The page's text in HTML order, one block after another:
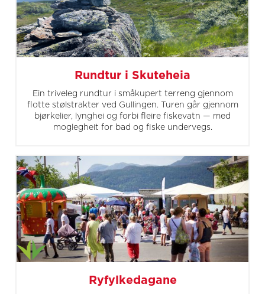
Rundtur i Skuteheia
Ein triveleg rundtur i småkupert terreng gjennom
flotte stølstrakter ved Gullingen. Turen går gjennom
bjørkelier, lynghei og forbi fleire fiskevatn — med
moglegheit for bad og fiske undervegs.
Ryfylkedagane